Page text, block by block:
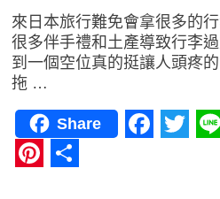
來日本旅行難免會拿很多的
很多伴手禮和土產導致行李
到一個空位真的挺讓人頭疼
拖 …
Share